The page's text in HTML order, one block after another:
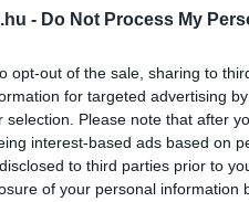
- Do Not Process My
opt-out of the sale, sharing to
for targeted advertising
selection. Please note that after
interest-based ads based on
to third parties prior to
of your personal information
hivatalában, a
a következő
és a katonák az
pluszpénz).